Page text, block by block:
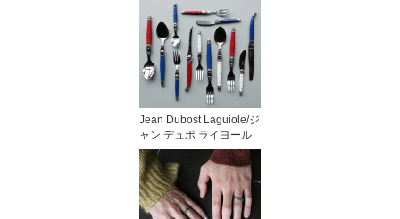
Jean Dubost Laguiole/ジ
ャン デュポ ライヨール